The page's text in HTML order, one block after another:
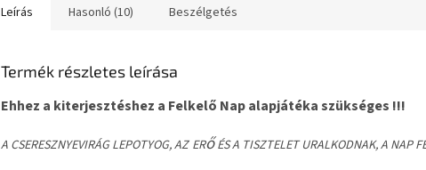
Leírás Hasonló (10) Beszélgetés
Termék részletes leírása
Ehhez a kiterjesztéshez a Felkelő Nap alapjátéka szükséges !!!
A CSERESZNYEVIRÁG LEPOTYOG, AZ ERőÉS A TISZTELET URALKODNAK, A NAP